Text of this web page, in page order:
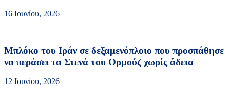
16 Ιουνίου, 2026
Μπλόκο του Ιράν σε δεξαμενόπλοιο που προσπάθησε
να περάσει τα Στενά του Ορμούζ χωρίς άδεια
12 Ιουνίου, 2026